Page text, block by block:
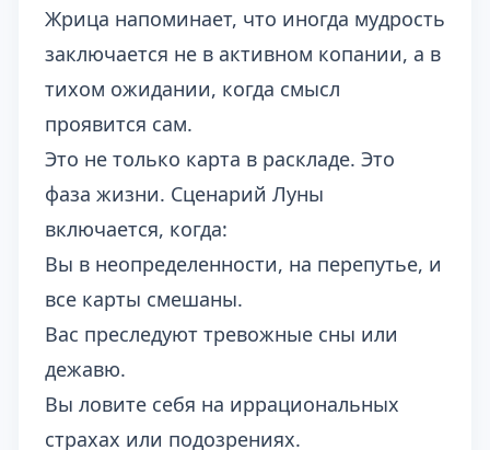
Жрица напоминает, что иногда мудрость
заключается не в активном копании, а в
тихом ожидании, когда смысл
проявится сам.
Это не только карта в раскладе. Это
фаза жизни. Сценарий Луны
включается, когда:
Вы в неопределенности, на перепутье, и
все карты смешаны.
Вас преследуют тревожные сны или
дежавю.
Вы ловите себя на иррациональных
страхах или подозрениях.